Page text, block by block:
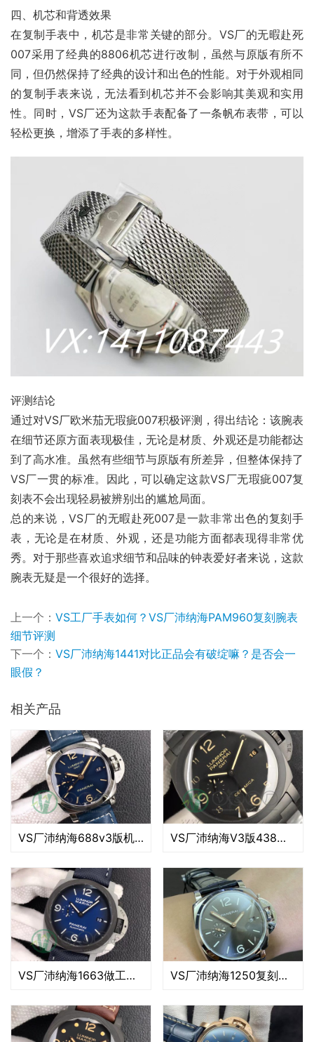
四、机芯和背透效果
在复制手表中，机芯是非常关键的部分。VS厂的无暇赴死
007采用了经典的8806机芯进行改制，虽然与原版有所不
同，但仍然保持了经典的设计和出色的性能。对于外观相同
的复制手表来说，无法看到机芯并不会影响其美观和实用
性。同时，VS厂还为这款手表配备了一条帆布表带，可以
轻松更换，增添了手表的多样性。
评测结论
通过对VS厂欧米茄无瑕疵007积极评测，得出结论：该腕表
在细节还原方面表现极佳，无论是材质、外观还是功能都达
到了高水准。虽然有些细节与原版有所差异，但整体保持了
VS厂一贯的标准。因此，可以确定这款VS厂无瑕疵007复
刻表不会出现轻易被辨别出的尴尬局面。
总的来说，VS厂的无暇赴死007是一款非常出色的复刻手
表，无论是在材质、外观，还是功能方面都表现得非常优
秀。对于那些喜欢追求细节和品味的钟表爱好者来说，这款
腕表无疑是一个很好的选择。
上一个： VS工厂手表如何？VS厂沛纳海PAM960复刻腕表
细节评测
下一个： VS厂沛纳海1441对比正品会有破绽嘛？是否会一
眼假？
相关产品
VS厂沛纳海688v3版机芯稳定吗（VS沛纳海688v3版质量评测） VS厂沛纳海V3版438有优点吗（VS沛纳海V3版438值得入手吗）
VS厂沛纳海1663做工评（vs厂沛纳海1663细节一眼假吗） VS厂沛纳海1250复刻表：卓越还原度的超值之选